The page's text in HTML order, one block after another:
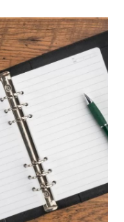
исполнения,
участников в
(РНП).
закона № 44-ФЗ,
были отозваны,
и